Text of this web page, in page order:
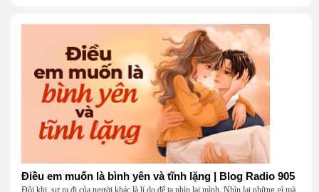
Điều em muốn là bình yên và tĩnh lặng | Blog Radio 905
Đôi khi, sự ra đi của người khác là lí do để ta nhìn lại mình. Nhìn lại những gì mà